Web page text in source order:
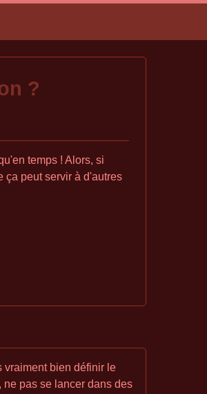
?
temps ! Alors, si
ça peut servir à d'autres
vraiment bien définir le
ne pas se lancer dans des